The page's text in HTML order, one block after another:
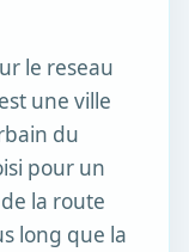
le reseau
une ville
du
pour un
la route
long que la